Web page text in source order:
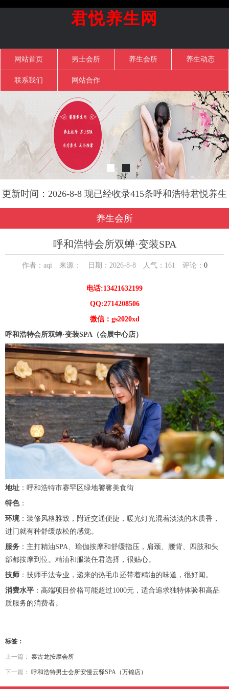
君悦养生网
网站首页 男士会所 养生会所 养生动态
联系我们 网站合作
更新时间：2026-8-8 现已经收录415条呼和浩特君悦养生
网信息
养生会所
呼和浩特会所双蝉·变装SPA
作者：aqi 来源： 日期：2026-8-8 人气： 161 评论： 0
电话:13421632199
QQ:2714208506
微信：gs2020xd
呼和浩特会所双蝉·变装SPA（会展中心店）
地址 ：呼和浩特市赛罕区绿地饕餮美食街
特色：
环境 ：装修风格雅致，附近交通便捷，暖光灯光混着淡淡的木质香，
进门就有种舒缓放松的感觉。
服务 ：主打精油SPA、瑜伽按摩和舒缓指压，肩颈、腰背、四肢和头
部都按摩到位。精油和服装任君选择，很贴心。
技师 ：技师手法专业，递来的热毛巾还带着精油的味道，很好闻。
消费水平 ：高端项目价格可能超过1000元，适合追求独特体验和高品
质服务的消费者。
标签：
上一篇： 泰古龙按摩会所
下一篇： 呼和浩特男士会所安慢云驿SPA（万锦店）